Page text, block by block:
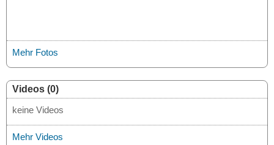
Mehr Fotos
Videos (0)
keine Videos
Mehr Videos